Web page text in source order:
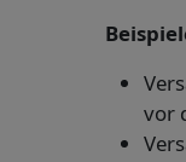
vor